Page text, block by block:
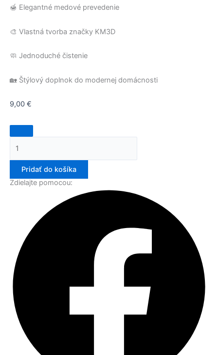
🍯 Elegantné medové prevedenie
🎨 Vlastná tvorba značky KM3D
🧼 Jednoduché čistenie
🏡 Štýlový doplnok do modernej domácnosti
9,00 €
Pridať do košíka
Zdielajte pomocou: